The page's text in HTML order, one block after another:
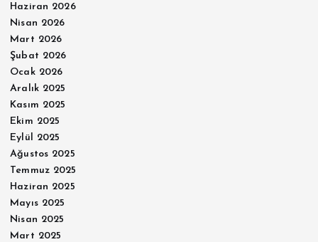
Haziran 2026
Nisan 2026
Mart 2026
Şubat 2026
Ocak 2026
Aralık 2025
Kasım 2025
Ekim 2025
Eylül 2025
Ağustos 2025
Temmuz 2025
Haziran 2025
Mayıs 2025
Nisan 2025
Mart 2025